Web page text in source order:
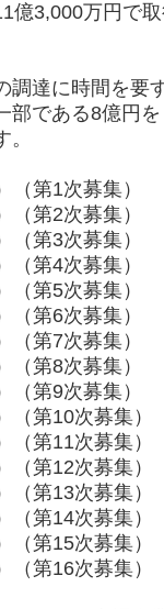
億3,000万円で
調達に時間を要
部である8億円を
（第1次募集）
（第2次募集）
（第3次募集）
（第4次募集）
（第5次募集）
（第6次募集）
（第7次募集）
（第8次募集）
（第9次募集）
（第10次募集）
（第11次募集）
（第12次募集）
（第13次募集）
（第14次募集）
（第15次募集）
（第16次募集）